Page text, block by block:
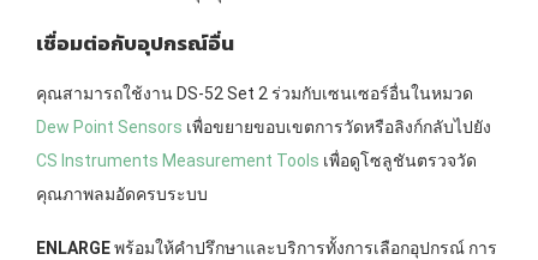
เชื่อมต่อกับอุปกรณ์อื่น
คุณสามารถใช้งาน DS-52 Set 2 ร่วมกับเซนเซอร์อื่นในหมวด
Dew Point Sensors เพื่อขยายขอบเขตการวัดหรือลิงก์กลับไปยัง
CS Instruments Measurement Tools เพื่อดูโซลูชันตรวจวัด
คุณภาพลมอัดครบระบบ
ENLARGEพร้อมให้คำปรึกษาและบริการทั้งการเลือกอุปกรณ์ การ